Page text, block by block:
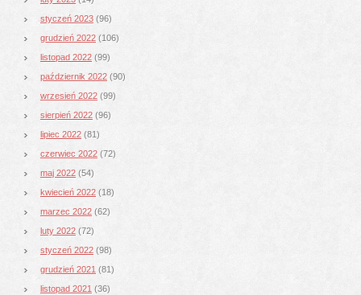
styczeń 2023 (96)
grudzień 2022 (106)
listopad 2022 (99)
październik 2022 (90)
wrzesień 2022 (99)
sierpień 2022 (96)
lipiec 2022 (81)
czerwiec 2022 (72)
maj 2022 (54)
kwiecień 2022 (18)
marzec 2022 (62)
luty 2022 (72)
styczeń 2022 (98)
grudzień 2021 (81)
listopad 2021 (36)